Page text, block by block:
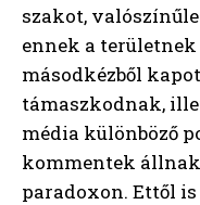
szakot,
ennek a
másodkézből
támaszkodnak,
média különböző
kommentek
paradoxon. Ettől